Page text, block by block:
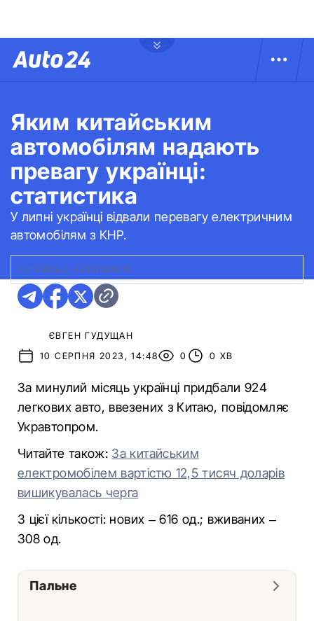
Яким китайським
автомобілям надають
превагу українці:
статистика
У липні українці відвали перевагу електричним
автомобілям з КНР.
КИТАЙСЬКІ АВТОМОБІЛІ
ЄВГЕН ГУДУЩАН
10 СЕРПНЯ 2023, 14:48
0 0 ХВ
За минулий місяць українці придбали 924
легкових авто, ввезених з Китаю, повідомляє
Укравтопром.
Читайте також: За китайським
електромобілем вартістю 12,5 тисяч доларів
вишикувалась черга
З цієї кількості: нових – 616 од.; вживаних –
308 од.
Пальне